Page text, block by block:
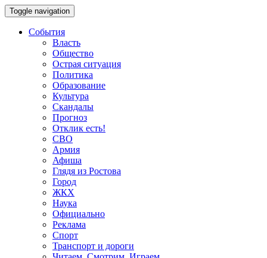
Toggle navigation
События
Власть
Общество
Острая ситуация
Политика
Образование
Культура
Скандалы
Прогноз
Отклик есть!
СВО
Армия
Афиша
Глядя из Ростова
Город
ЖКХ
Наука
Официально
Реклама
Спорт
Транспорт и дороги